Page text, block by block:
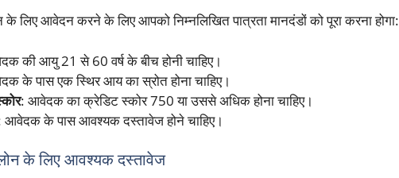
लिए आवेदन करने के लिए आपको निम्नलिखित पात्रता मानदंडों को पूरा करना होगा:
की आयु 21 से 60 वर्ष के बीच होनी चाहिए।
के पास एक स्थिर आय का स्रोत होना चाहिए।
: आवेदक का क्रेडिट स्कोर 750 या उससे अधिक होना चाहिए।
आवेदक के पास आवश्यक दस्तावेज होने चाहिए।
के लिए आवश्यक दस्तावेज